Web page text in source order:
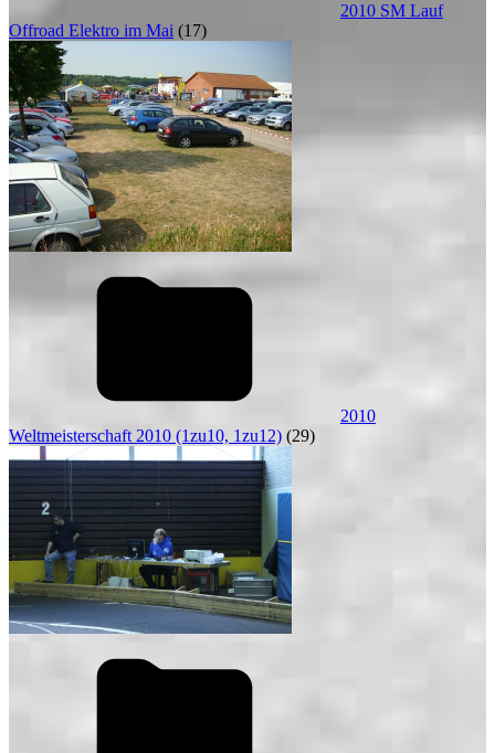
2010 SM Lauf
Offroad Elektro im Mai (17)
2010
Weltmeisterschaft 2010 (1zu10, 1zu12) (29)